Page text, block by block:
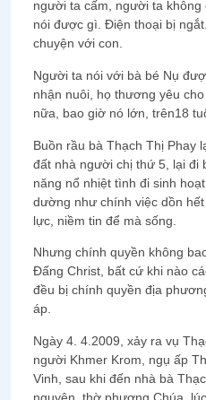
người ta cấm, người ta không
nói được gì. Điện thoại bị
chuyện với con.
Người ta nói với bà bé Nụ
nhận nuôi, họ thương yêu
nữa, bao giờ nó lớn, trên18
Buồn rầu bà Thạch Thị Phay
đất nhà người chị thứ 5, lại đi
năng nổ nhiệt tình đi sinh
dường như chính việc dồn
lực, niềm tin để mà sống.
Nhưng chính quyền không
Đấng Christ, bất cứ khi nào
đều bị chính quyền địa
áp.
Ngày 4. 4.2009, xảy ra vụ
người Khmer Krom, ngụ ấp
Vinh, sau khi đến nhà bà
nguyện, thờ phượng Chúa,